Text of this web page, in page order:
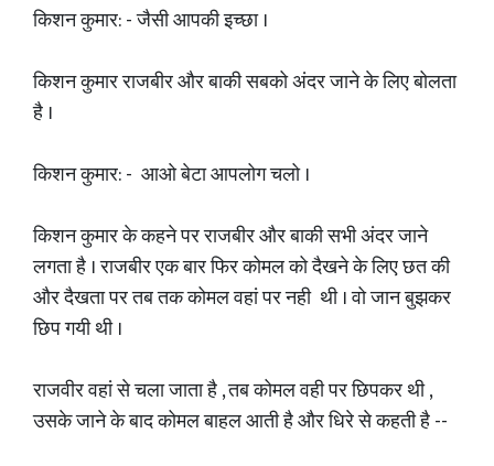
किशन कुमार: - जैसी आपकी इच्छा ।
किशन कुमार राजबीर और बाकी सबको अंदर जाने के लिए बोलता
है ।
किशन कुमार: - आओ बेटा आपलोग चलो ।
किशन कुमार के कहने पर राजबीर और बाकी सभी अंदर जाने
लगता है । राजबीर एक बार फिर कोमल को दैखने के लिए छत की
और दैखता पर तब तक कोमल वहां पर नही थी । वो जान बुझकर
छिप गयी थी ।
राजवीर वहां से चला जाता है , तब कोमल वही पर छिपकर थी ,
उसके जाने के बाद कोमल बाहल आती है और धिरे से कहती है --